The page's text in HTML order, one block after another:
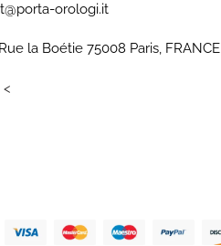
orologi.it
la Boétie 75008 Paris, FRANCE